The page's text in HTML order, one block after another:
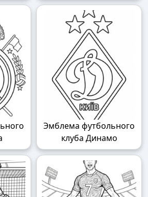
Эмблема футбольного
клуба Динамо